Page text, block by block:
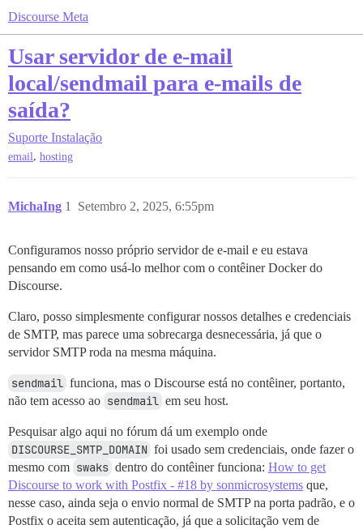
Discourse Meta
Usar servidor de e-mail
local/sendmail para e-mails de
saída?
Suporte Instalação
email, hosting
MichaIng Setembro 2, 2025, 6:55pm
1
Configuramos nosso próprio servidor de e-mail e eu estava
pensando em como usá-lo melhor com o contêiner Docker do
Discourse.
Claro, posso simplesmente configurar nossos detalhes e credenciais
de SMTP, mas parece uma sobrecarga desnecessária, já que o
servidor SMTP roda na mesma máquina.
sendmail funciona, mas o Discourse está no contêiner, portanto,
não tem acesso ao sendmail em seu host.
Pesquisar algo aqui no fórum dá um exemplo onde
DISCOURSE_SMTP_DOMAIN foi usado sem credenciais, onde fazer o
mesmo com swaks dentro do contêiner funciona: How to get
Discourse to work with Postfix - #18 by sonmicrosystems que,
nesse caso, ainda seja o envio normal de SMTP na porta padrão, e o
Postfix o aceita sem autenticação, já que a solicitação vem de